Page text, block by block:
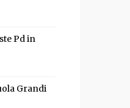
Pd in
Grandi